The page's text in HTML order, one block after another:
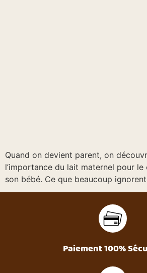
Quand on devient parent, on
l’importance du lait maternel pour
son bébé. Ce que beaucoup
Paiement 100%